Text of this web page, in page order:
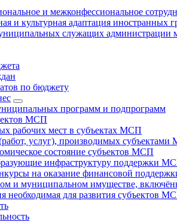
и межконфессиональное
и культурная адаптация иностранных
служащих администрации
по бюджету
программ и подпрограмм
МСП
рабочих мест в субъектах МСП
услуг), производимых
состояние субъектов МСП
инфраструктуру поддержки
на оказание финансовой
и муниципальном имуществе,
необходимая для развития субъектов